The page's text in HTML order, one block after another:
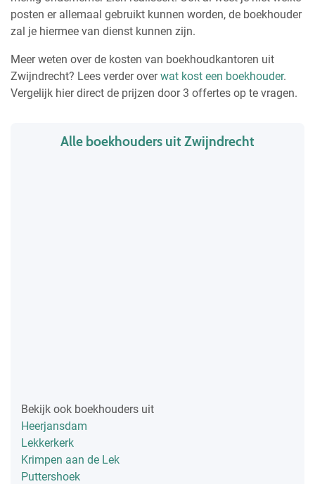
posten er allemaal gebruikt kunnen worden, de boekhouder
zal je hiermee van dienst kunnen zijn.
Meer weten over de kosten van boekhoudkantoren uit
Zwijndrecht? Lees verder overwat kost een boekhouder.
Vergelijk hier direct de prijzen door 3 offertes op te vragen.
Alle boekhouders uit Zwijndrecht
Bekijk ook boekhouders uit
Heerjansdam
Lekkerkerk
Krimpen aan de Lek
Puttershoek